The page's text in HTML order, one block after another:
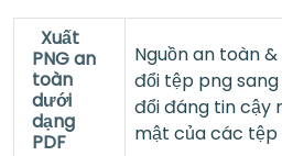
Xuất
PNG an
toàn
dưới
dạng
PDF
Nguồn an toàn
đổi tệp png
đổi đáng tin cậy
mật của các tệp